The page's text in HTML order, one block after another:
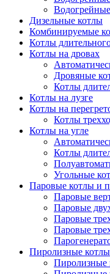
Дизельные котлы
Комбинируемые
Котлы
Котлы на дровах
Дровяные
Котлы
Котлы на лузге
Котлы на
Котлы
Котлы на угле
Котлы
Угольные
Паровые котлы и
Паровые
Паровые
Паровые
Паровые
Пиролизные котлы
Пиролизные